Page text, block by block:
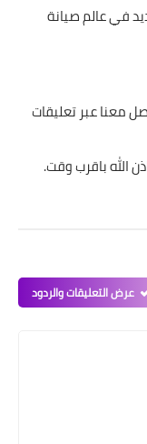
في عالم صيانة
معنا عبر تعليقات
الله باقرب وقت.
عرض التعليقات والردود